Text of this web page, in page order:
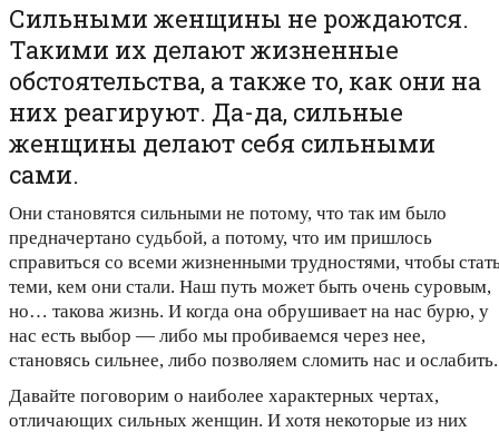
Сильными женщины не рождаются.
Такими их делают жизненные
обстоятельства, а также то, как они на
них реагируют. Да-да, сильные
женщины делают себя сильными
сами.
Они становятся сильными не потому, что так им было
предначертано судьбой, а потому, что им пришлось
справиться со всеми жизненными трудностями, чтобы
теми, кем они стали. Наш путь может быть очень суровым,
но… такова жизнь. И когда она обрушивает на нас бурю, у
нас есть выбор — либо мы пробиваемся через нее,
становясь сильнее, либо позволяем сломить нас и ослабить.
Давайте поговорим о наиболее характерных чертах,
отличающих сильных женщин. И хотя некоторые из них